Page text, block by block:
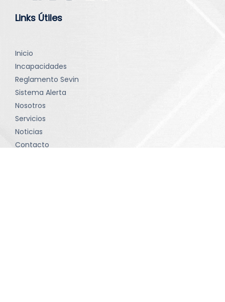
Links Útiles
Inicio
Incapacidades
Reglamento Sevin
Sistema Alerta
Nosotros
Servicios
Noticias
Contacto